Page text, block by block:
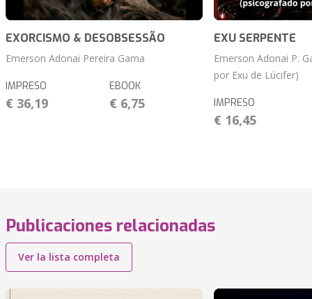
EXORCISMO & DESOBSESSÃO
Emerson Adonai Pereira Gama
IMPRESO
€ 36,19
EBOOK
€ 6,75
EXU SERPENTE
Emerson Adonai P.
por Exu de Lúcifer)
IMPRESO
€ 16,45
Publicaciones relacionadas
Ver la lista completa